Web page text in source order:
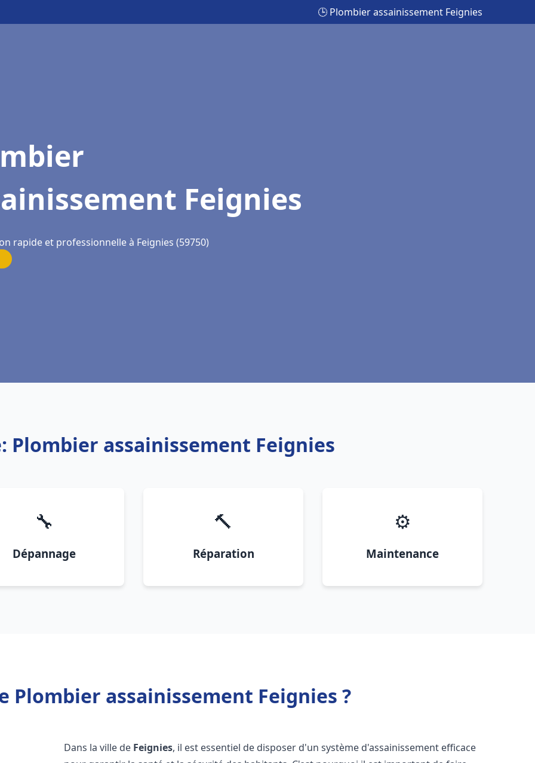
🕒 Plombier assainissement Feignies
Feignies
rapide et professionnelle à Feignies (59750)
Plombier assainissement Feignies
🔧
Dépannage
🔨
Réparation
⚙️
Maintenance
Plombier assainissement Feignies ?
Dans la ville de Feignies, il est essentiel de disposer d'un système d'assainissement efficace